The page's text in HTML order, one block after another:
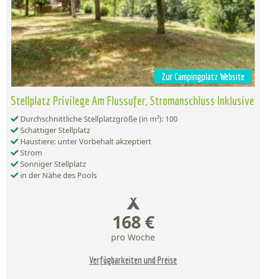
Zur Campingplatz Website
Stellplatz Privilege Am Flussufer, Stromanschluss Inklusive
Durchschnittliche Stellplatzgröße (in m²): 100
Schattiger Stellplatz
Haustiere: unter Vorbehalt akzeptiert
Strom
Sonniger Stellplatz
in der Nähe des Pools
168 €
pro Woche
Verfügbarkeiten und Preise